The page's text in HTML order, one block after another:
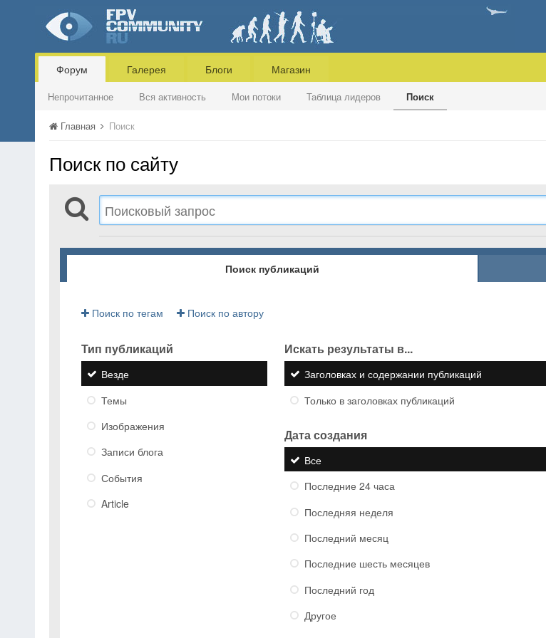
Форум
Непрочитанное Вся активность Мои потоки Таблица лидеров Поиск
Галерея Блоги Магазин
Главная Поиск
Поиск по сайту
Поиск публикаций
Поиск по тегам Поиск по автору
Тип публикаций
Везде
Темы
Изображения
Записи блога
События
Article
Искать результаты в...
Заголовках и содержании публикаций
Только в заголовках публикаций
Дата создания
Все
Последние 24 часа
Последняя неделя
Последний месяц
Последние шесть месяцев
Последний год
Другое